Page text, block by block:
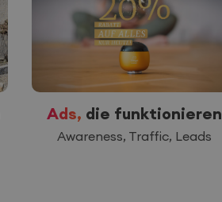
Ads, die funktionieren
Awareness, Traffic, Leads